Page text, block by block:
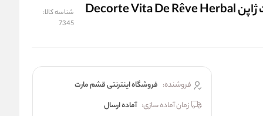
لوسیون تسکین دهنده و متعادل ساز پوست دکورت ژاپن Decorte Vita De Rêve Herbal
شناسه کالا:
7345
فروشنده: فروشگاه اینترنتی قشم مارت
زمان آماده سازی: آماده ارسال